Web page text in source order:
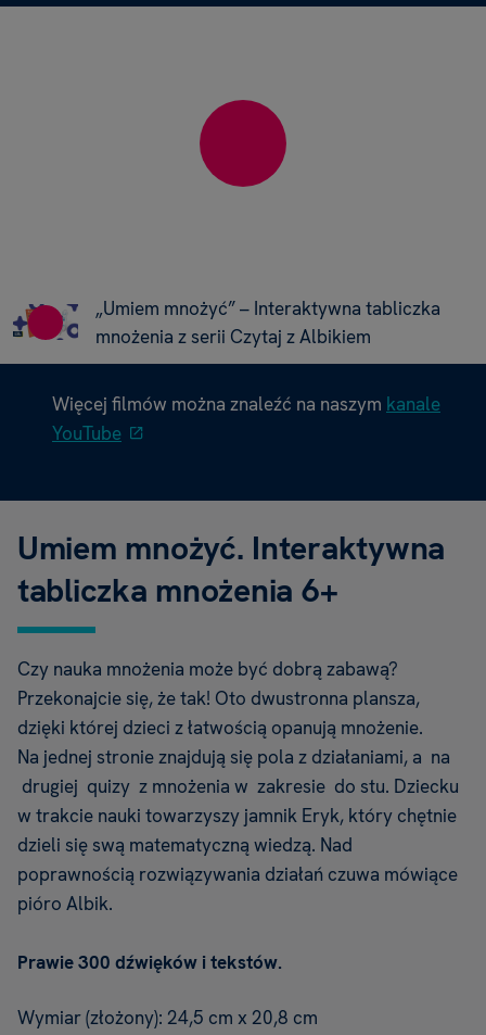
„Umiem mnożyć” – Interaktywna tabliczka
mnożenia z serii Czytaj z Albikiem
Więcej filmów można znaleźć na naszym kanale
YouTube
Umiem mnożyć. Interaktywna
tabliczka mnożenia 6+
Czy nauka mnożenia może być dobrą zabawą?
Przekonajcie się, że tak! Oto dwustronna plansza,
dzięki której dzieci z łatwością opanują mnożenie.
Na jednej stronie znajdują się pola z działaniami, a na
drugiej quizy z mnożenia w zakresie do stu. Dziecku
w trakcie nauki towarzyszy jamnik Eryk, który chętnie
dzieli się swą matematyczną wiedzą. Nad
poprawnością rozwiązywania działań czuwa mówiące
pióro Albik.
Prawie 300 dźwięków i tekstów.
Wymiar (złożony): 24,5 cm x 20,8 cm